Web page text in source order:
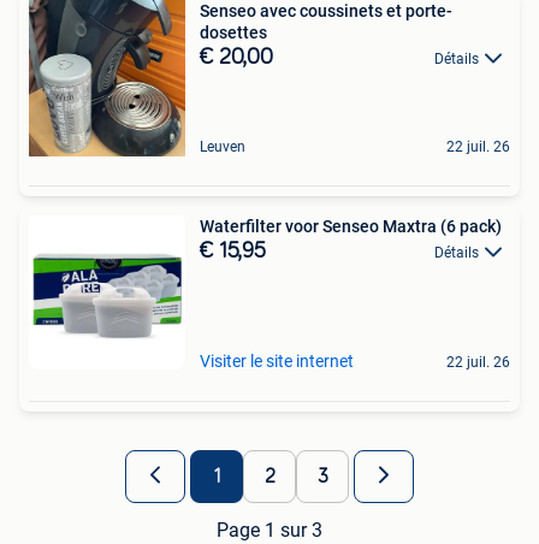
Senseo avec coussinets et porte-
dosettes
€ 20,00 Détails
Leuven 22 juil. 26
Waterfilter voor Senseo Maxtra (6 pack)
€ 15,95 Détails
Visiter le site internet 22 juil. 26
1 2 3
Page 1 sur 3